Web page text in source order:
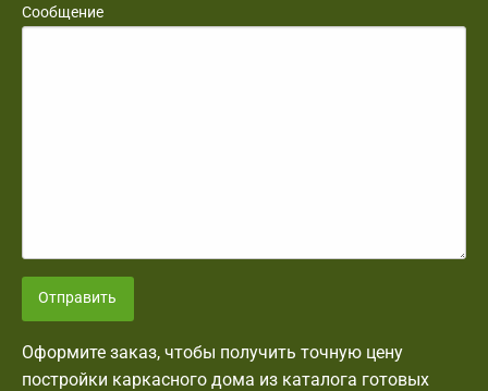
Сообщение
Отправить
Оформите заказ, чтобы получить точную цену
постройки каркасного дома из каталога готовых